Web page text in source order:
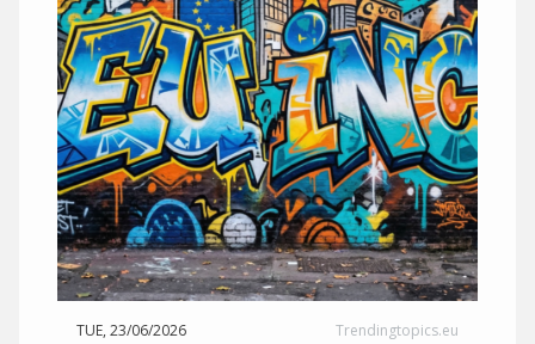
TUE, 23/06/2026 Trendingtopics.eu